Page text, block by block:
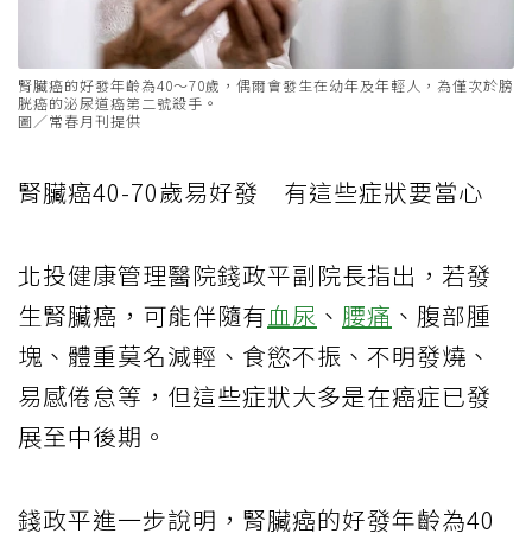
腎臟癌的好發年齡為40～70歲，偶爾會發生在幼年及年輕人，為僅次於膀
胱癌的泌尿道癌第二號殺手。
圖／常春月刊提供
腎臟癌40-70歲易好發 有這些症狀要當心
北投健康管理醫院錢政平副院長指出， 若發
生腎臟癌，可能伴隨有血尿 、 腰痛 、腹部腫
塊、體重莫名減輕、食慾不振、不明發燒、
易感倦怠等，但這些症狀大多是在癌症已發
展至中後期 。
錢政平進一步說明， 腎臟癌的好發年齡為40